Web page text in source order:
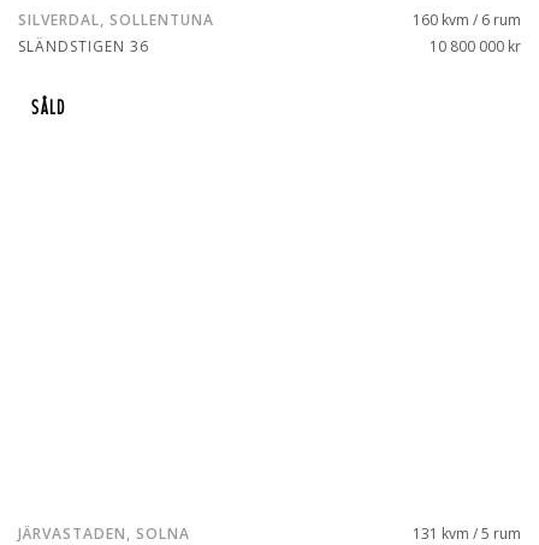
SILVERDAL, SOLLENTUNA
SLÄNDSTIGEN 36
160 kvm / 6 rum
10 800 000 kr
SÅLD
JÄRVASTADEN, SOLNA
131 kvm / 5 rum